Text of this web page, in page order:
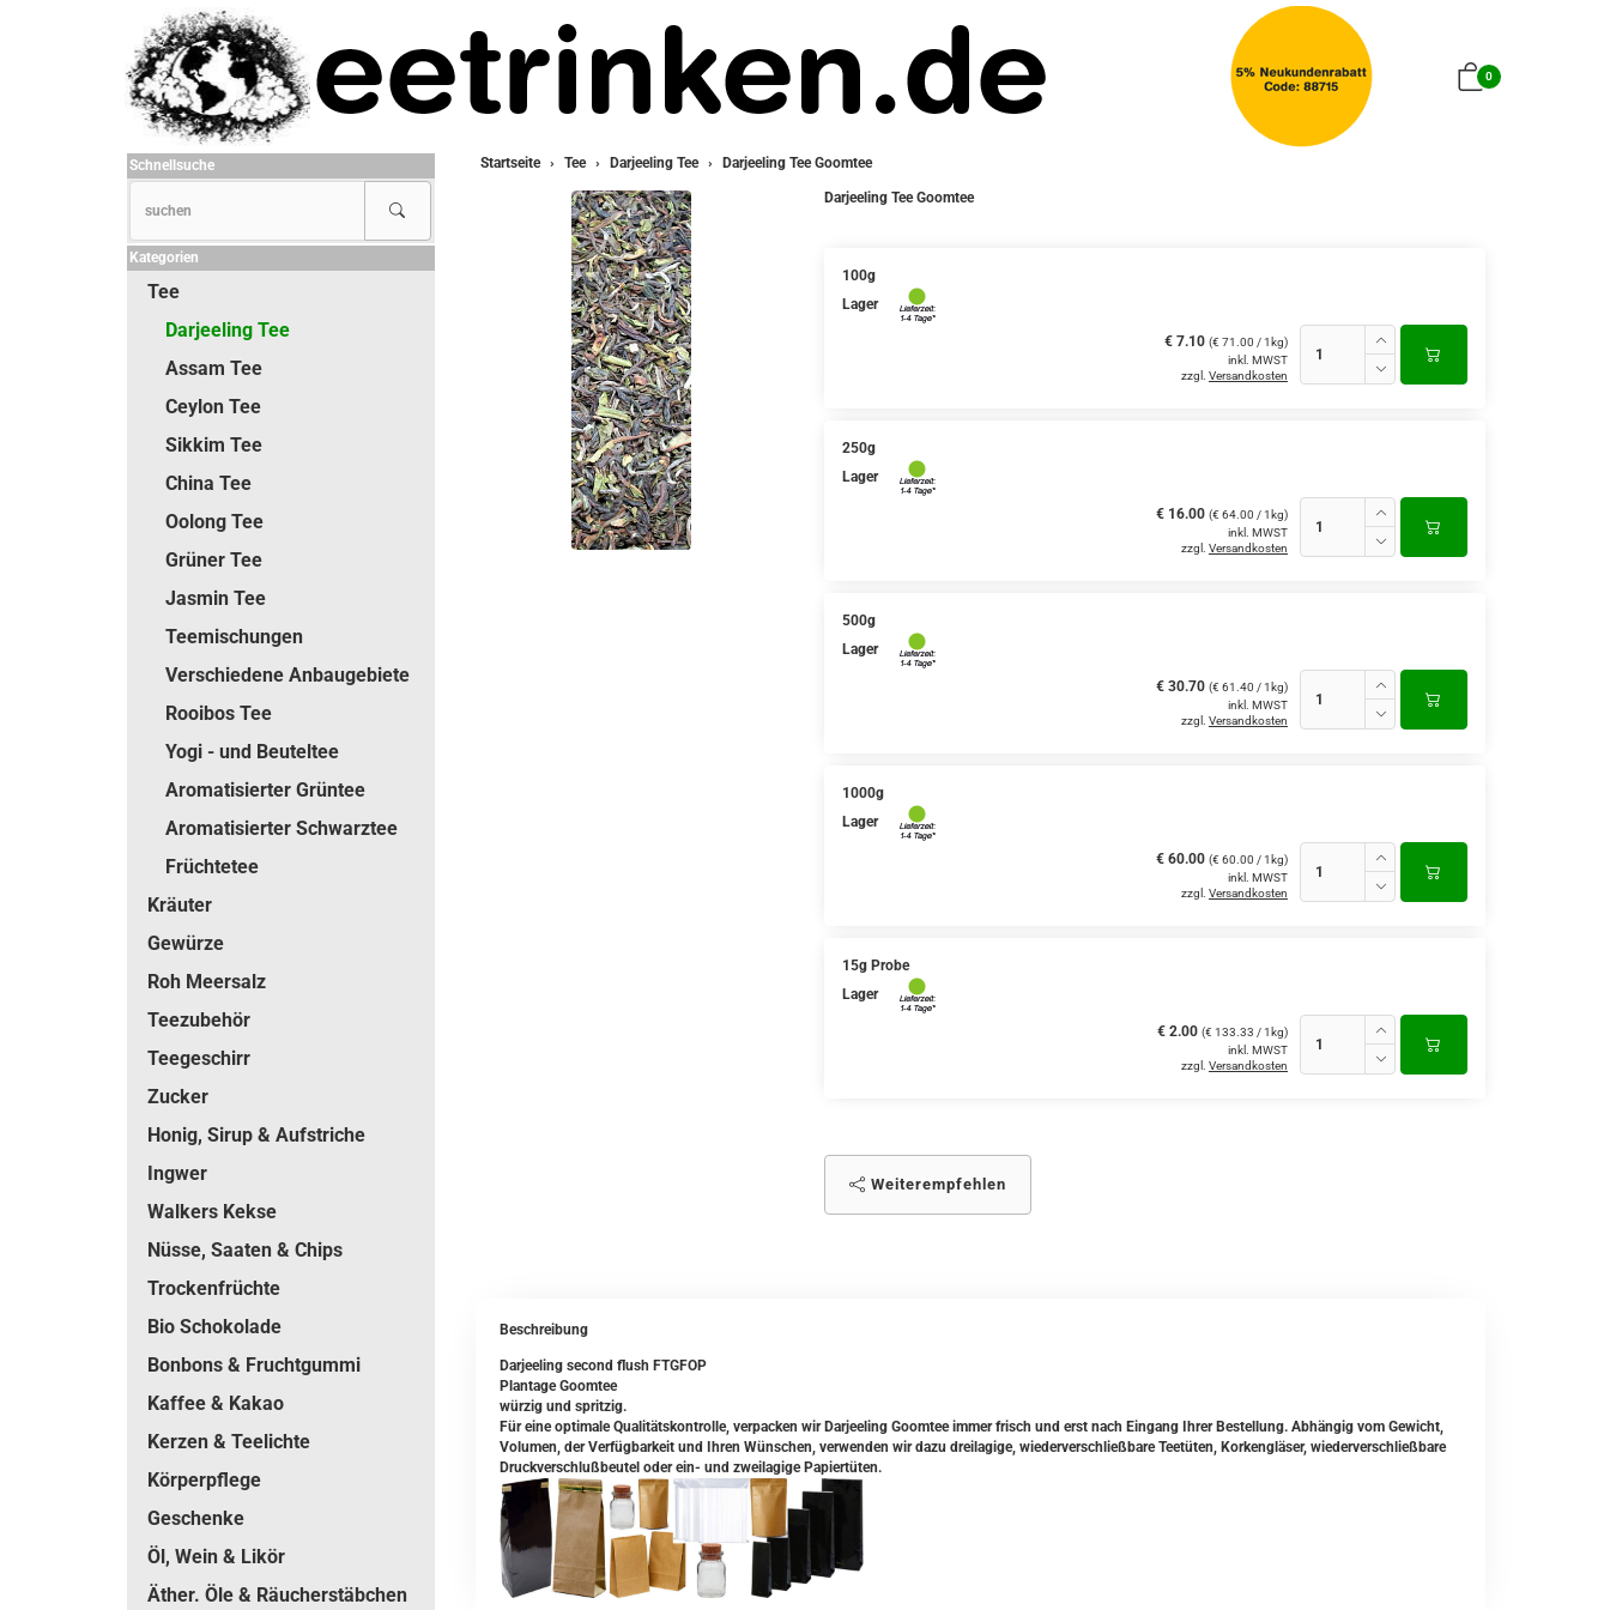
0
Startseite Tee Darjeeling Tee Darjeeling Tee Goomtee
Darjeeling Tee Goomtee
100g
Lager
€ 7.10 (€ 71.00 / 1kg)
inkl. MWST
zzgl. Versandkosten
250g
Lager
€ 16.00 (€ 64.00 / 1kg)
inkl. MWST
zzgl. Versandkosten
500g
Lager
€ 30.70 (€ 61.40 / 1kg)
inkl. MWST
zzgl. Versandkosten
1000g
Lager
€ 60.00 (€ 60.00 / 1kg)
inkl. MWST
zzgl. Versandkosten
15g Probe
Lager
€ 2.00 (€ 133.33 / 1kg)
inkl. MWST
zzgl. Versandkosten
Weiterempfehlen
Beschreibung
Darjeeling second flush FTGFOP
Plantage Goomtee
würzig und spritzig.
Für eine optimale Qualitätskontrolle, verpacken wir Darjeeling Goomtee immer frisch und erst nach Eingang Ihrer Bestellung. Abhängig vom Gewicht,
Volumen, der Verfügbarkeit und Ihren Wünschen, verwenden wir dazu dreilagige, wiederverschließbare Teetüten, Korkengläser, wiederverschließbare
Druckverschlußbeutel oder ein- und zweilagige Papiertüten.
Schnellsuche
Kategorien
Tee
Darjeeling Tee
Assam Tee
Ceylon Tee
Sikkim Tee
China Tee
Oolong Tee
Grüner Tee
Jasmin Tee
Teemischungen
Verschiedene Anbaugebiete
Rooibos Tee
Yogi - und Beuteltee
Aromatisierter Grüntee
Aromatisierter Schwarztee
Früchtetee
Kräuter
Gewürze
Roh Meersalz
Teezubehör
Teegeschirr
Zucker
Honig, Sirup & Aufstriche
Ingwer
Walkers Kekse
Nüsse, Saaten & Chips
Trockenfrüchte
Bio Schokolade
Bonbons & Fruchtgummi
Kaffee & Kakao
Kerzen & Teelichte
Körperpflege
Geschenke
Öl, Wein & Likör
Äther. Öle & Räucherstäbchen